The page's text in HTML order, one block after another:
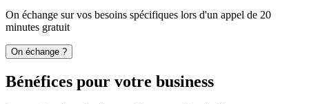
On échange sur vos besoins spécifiques lors d'un appel de 20
minutes gratuit
On échange ?
Bénéfices pour votre business